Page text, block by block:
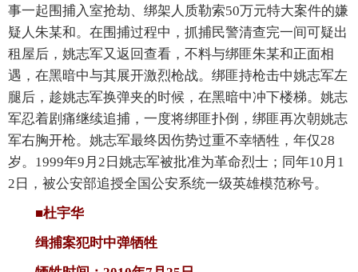
事一起围捕入室抢劫、绑架人质勒索50万元特大案件的嫌
疑人朱某和。在围捕过程中，抓捕民警清查完一间可疑出
租屋后，姚志军又返回查看，不料与绑匪朱某和正面相
遇，在黑暗中与其展开激烈枪战。绑匪持枪击中姚志军左
腿后，趁姚志军换弹夹的时候，在黑暗中冲下楼梯。姚志
军忍着剧痛继续追捕，一度将绑匪扑倒，绑匪再次朝姚志
军右胸开枪。姚志军最终因伤势过重不幸牺牲，年仅28
岁。1999年9月2日姚志军被批准为革命烈士；同年10月1
2日，被公安部追授全国公安系统一级英雄模范称号。
■杜宇华
缉捕案犯时中弹牺牲